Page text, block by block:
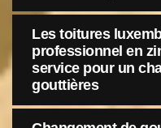
Les toitures
professionnel en
service pour un
gouttières